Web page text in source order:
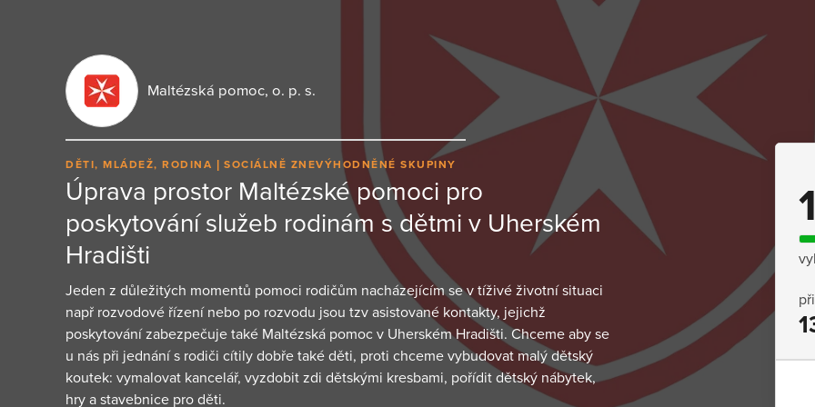
Maltézská pomoc, o. p. s.
DĚTI, MLÁDEŽ, RODINA SOCIÁLNĚ ZNEVÝHODNĚNÉ SKUPINY
Úprava prostor Maltézské pomoci pro
poskytování služeb rodinám s dětmi v Uherském
Hradišti
Jeden z důležitých momentů pomoci rodičům nacházejícím se v tíživé životní situaci
např rozvodové řízení nebo po rozvodu jsou tzv asistované kontakty, jejichž
poskytování zabezpečuje také Maltézská pomoc v Uherském Hradišti. Chceme aby se
u nás při jednání s rodiči cítily dobře také děti, proti chceme vybudovat malý dětský
koutek: vymalovat kancelář, vyzdobit zdi dětskými kresbami, pořídit dětský nábytek,
hry a stavebnice pro děti.